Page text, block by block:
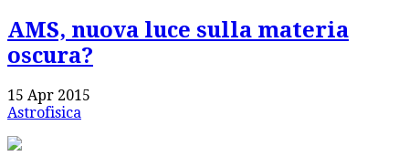
AMS, nuova luce sulla materia
oscura?
15 Apr 2015
Astrofisica